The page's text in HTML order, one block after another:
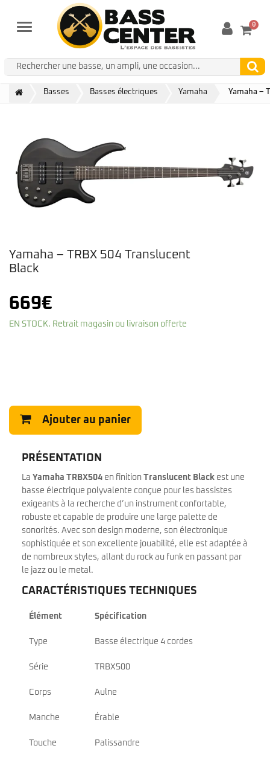
Menu 0
Basses Basses électriques Yamaha Yamaha –
Yamaha – TRBX 504 Translucent
Black
669€
EN STOCK. Retrait magasin ou livraison offerte
Ajouter au panier
PRÉSENTATION
La Yamaha TRBX504 en finition Translucent Black est une
basse électrique polyvalente conçue pour les bassistes
exigeants à la recherche d’un instrument confortable,
robuste et capable de produire une large palette de
sonorités. Avec son design moderne, son électronique
sophistiquée et son excellente jouabilité, elle est adaptée à
de nombreux styles, allant du rock au funk en passant par
le jazz ou le metal.
CARACTÉRISTIQUES TECHNIQUES
Élément Spécification
Type Basse électrique 4 cordes
Série TRBX500
Corps Aulne
Manche Érable
Touche Palissandre